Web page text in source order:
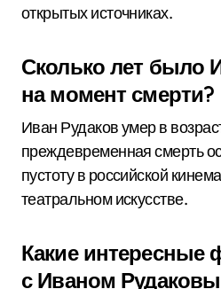
открытых источниках.
Сколько лет было
на момент смерти?
Иван Рудаков умер в
преждевременная смерть
пустоту в российской
театральном искусстве.
Какие интересные
с Иваном